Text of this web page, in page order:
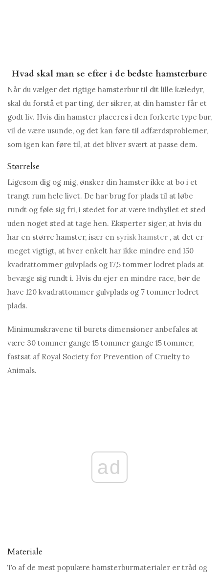
Hvad skal man se efter i de bedste hamsterbure
Når du vælger det rigtige hamsterbur til dit lille kæledyr,
skal du forstå et par ting, der sikrer, at din hamster får et
godt liv. Hvis din hamster placeres i den forkerte type bur,
vil de være usunde, og det kan føre til adfærdsproblemer,
som igen kan føre til, at det bliver svært at passe dem.
Størrelse
Ligesom dig og mig, ønsker din hamster ikke at bo i et
trangt rum hele livet. De har brug for plads til at løbe
rundt og føle sig fri, i stedet for at være indhyllet et sted
uden noget sted at tage hen. Eksperter siger, at hvis du
har en større hamster, især en syrisk hamster , at det er
meget vigtigt, at hver enkelt har ikke mindre end 150
kvadrattommer gulvplads og 17,5 tommer lodret plads at
bevæge sig rundt i. Hvis du ejer en mindre race, bør de
have 120 kvadrattommer gulvplads og 7 tommer lodret
plads.
Minimumskravene til burets dimensioner anbefales at
være 30 tommer gange 15 tommer gange 15 tommer,
fastsat af Royal Society for Prevention of Cruelty to
Animals.
ad
Materiale
To af de mest populære hamsterburmaterialer er tråd og